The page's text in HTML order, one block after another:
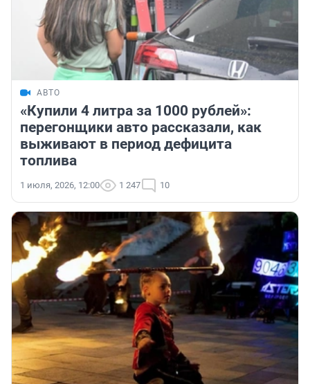
АВТО
«Купили 4 литра за 1000 рублей»:
перегонщики авто рассказали, как
выживают в период дефицита
топлива
1 июля, 2026, 12:00 1 247 10